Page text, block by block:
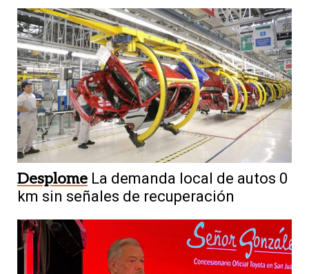
Desplome La demanda local de autos 0
km sin señales de recuperación